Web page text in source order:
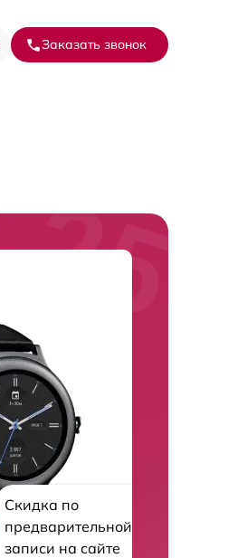
Заказать звонок
Скидка по
предварительной
записи на сайте